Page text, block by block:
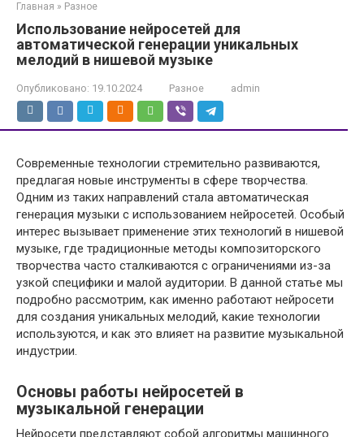
Главная » Разное
Использование нейросетей для
автоматической генерации уникальных
мелодий в нишевой музыке
Опубликовано: 19.10.2024 Разное admin
Современные технологии стремительно развиваются,
предлагая новые инструменты в сфере творчества.
Одним из таких направлений стала автоматическая
генерация музыки с использованием нейросетей. Особый
интерес вызывает применение этих технологий в нишевой
музыке, где традиционные методы композиторского
творчества часто сталкиваются с ограничениями из-за
узкой специфики и малой аудитории. В данной статье мы
подробно рассмотрим, как именно работают нейросети
для создания уникальных мелодий, какие технологии
используются, и как это влияет на развитие музыкальной
индустрии.
Основы работы нейросетей в
музыкальной генерации
Нейросети представляют собой алгоритмы машинного